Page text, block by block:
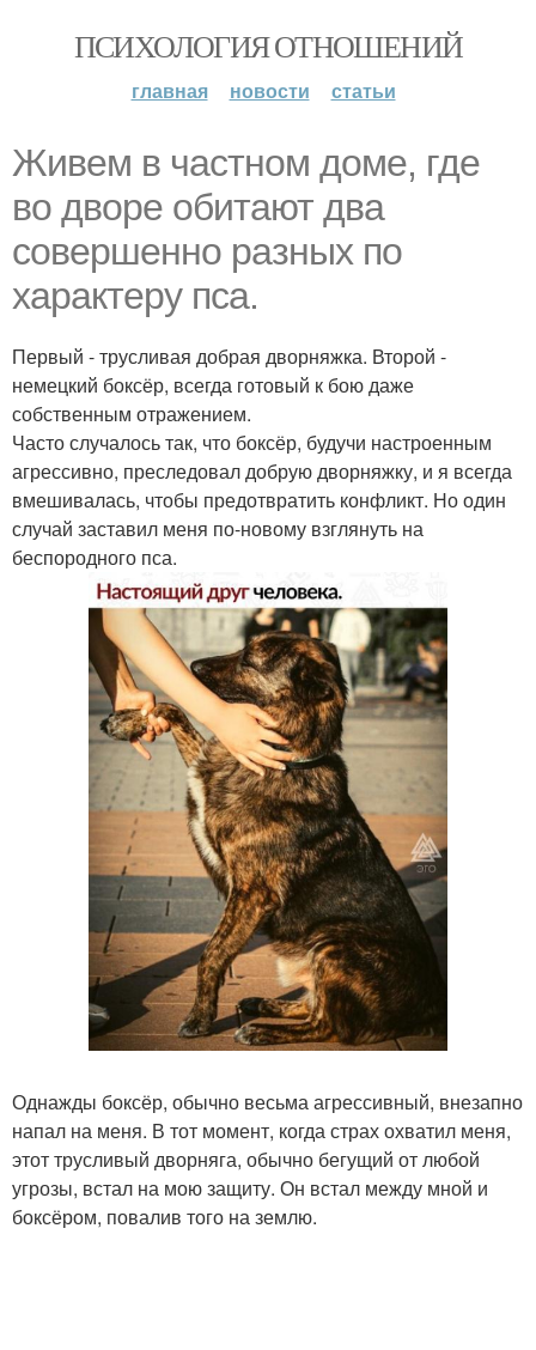
ПСИХОЛОГИЯ ОТНОШЕНИЙ
главная новости статьи
Живем в частном доме, где
во дворе обитают два
совершенно разных по
характеру пса.
Первый - трусливая добрая дворняжка. Второй -
немецкий боксёр, всегда готовый к бою даже
собственным отражением.
Часто случалось так, что боксёр, будучи настроенным
агрессивно, преследовал добрую дворняжку, и я всегда
вмешивалась, чтобы предотвратить конфликт. Но один
случай заставил меня по-новому взглянуть на
беспородного пса.
Однажды боксёр, обычно весьма агрессивный, внезапно
напал на меня. В тот момент, когда страх охватил меня,
этот трусливый дворняга, обычно бегущий от любой
угрозы, встал на мою защиту. Он встал между мной и
боксёром, повалив того на землю.